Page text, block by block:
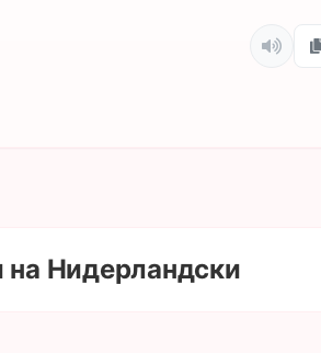
на Нидерландски